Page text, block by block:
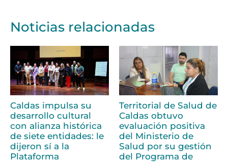
Noticias relacionadas
Caldas impulsa su
desarrollo cultural
con alianza histórica
de siete entidades: le
dijeron sí a la
Plataforma
Territorial de Salud de
Caldas obtuvo
evaluación positiva
del Ministerio de
Salud por su gestión
del Programa de